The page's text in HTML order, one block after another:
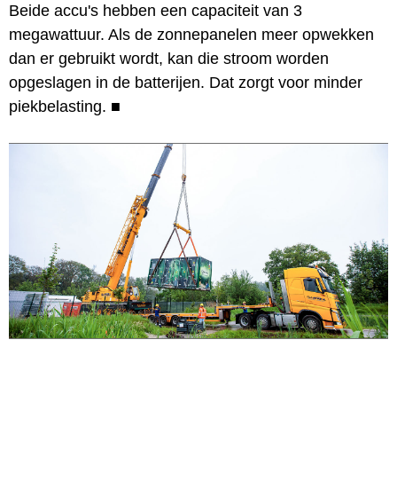
Beide accu's hebben een capaciteit van 3
megawattuur. Als de zonnepanelen meer opwekken
dan er gebruikt wordt, kan die stroom worden
opgeslagen in de batterijen. Dat zorgt voor minder
piekbelasting. ■